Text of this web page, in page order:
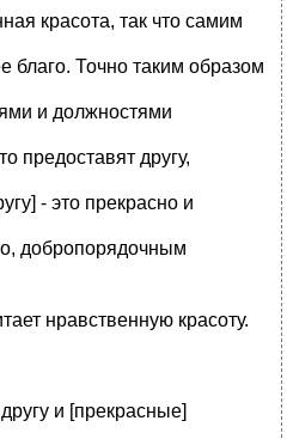
красота, так что самим
благо. Точно таким образом
и должностями
предоставят другу,
- это прекрасно и
добропорядочным
нравственную красоту.
и [прекрасные]